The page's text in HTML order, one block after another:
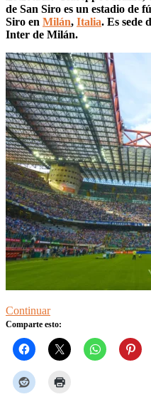
de San Siro es un estadio de
Siro en Milán, Italia. Es sede
Inter de Milán.
Continuar
Comparte esto: